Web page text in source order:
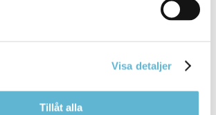
Visa detaljer
Tillåt alla
600